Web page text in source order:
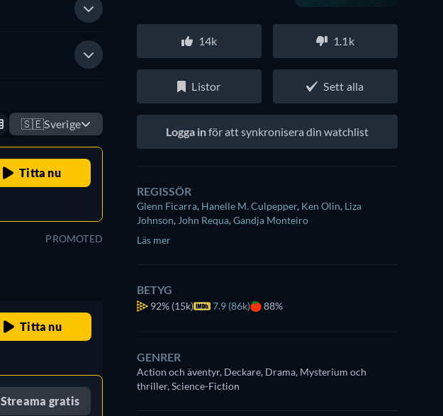
🇸🇪Sverige
Titta nu
PROMOTED
Titta nu
Streama gratis
14k 1.1k
Listor Sett alla
Logga inför att synkronisera din watchlist
REGISSÖR
Glenn Ficarra, Hanelle M. Culpepper, Ken Olin, Liza
Johnson, John Requa,Gandja Monteiro
Läs mer
BETYG
92% (15k) 7.9 (86k) 88%
GENRER
Action och äventyr, Deckare, Drama, Mysterium och
thriller, Science-Fiction